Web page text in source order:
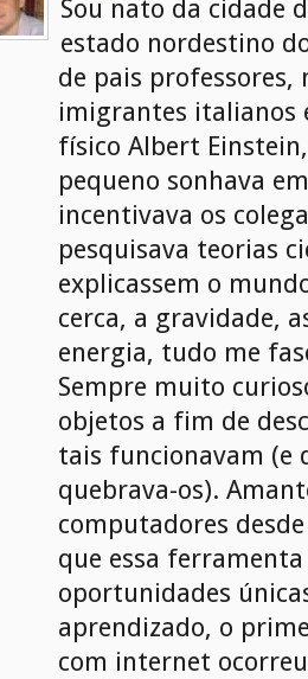
Sou nato da cidade
estado nordestino
de pais professores,
imigrantes italianos
físico Albert
pequeno sonhava
incentivava os
pesquisava teorias
explicassem o
cerca, a gravidade,
energia, tudo me
Sempre muito
objetos a fim de
tais funcionavam (e
quebrava-os).
computadores
que essa
oportunidades
aprendizado, o
com internet